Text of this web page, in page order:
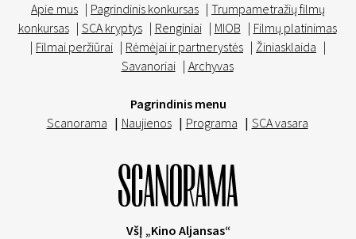
Apie mus | Pagrindinis konkursas | Trumpametražių filmų
konkursas | SCA kryptys | Renginiai | MIOB | Filmų platinimas
| Filmai peržiūrai | Rėmėjai ir partnerystės | Žiniasklaida |
Savanoriai | Archyvas
Pagrindinis menu
Scanorama | Naujienos | Programa | SCA vasara
VšĮ „Kino Aljansas“